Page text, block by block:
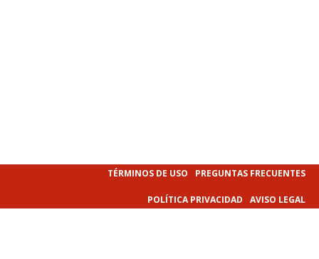
TÉRMINOS DE USO PREGUNTAS FRECUENTES
POLÍTICA PRIVACIDAD AVISO LEGAL